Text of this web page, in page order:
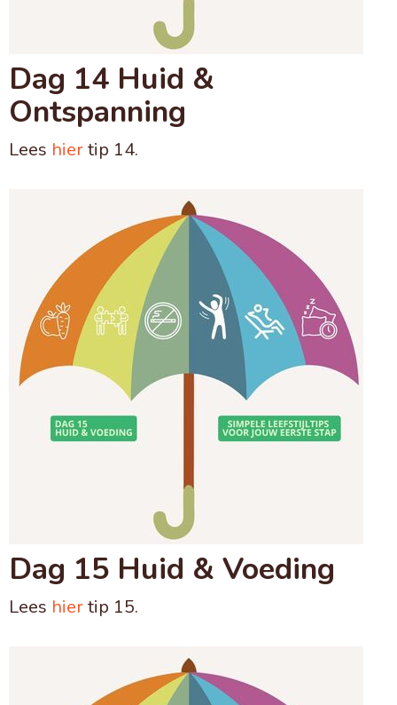
Dag 14 Huid &
Ontspanning
Lees hiertip 14.
Dag 15 Huid & Voeding
Lees hiertip 15.